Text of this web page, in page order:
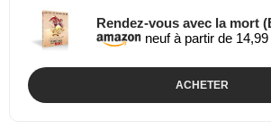
Rendez-vous avec la mort
neuf à partir de 14,99
ACHETER